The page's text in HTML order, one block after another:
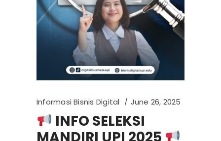
Informasi Bisnis Digital June 26, 2025
INFO SELEKSI